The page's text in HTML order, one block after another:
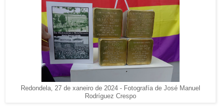
Redondela, 27 de xaneiro de 2024 - Fotografía de José Manuel
Rodríguez Crespo